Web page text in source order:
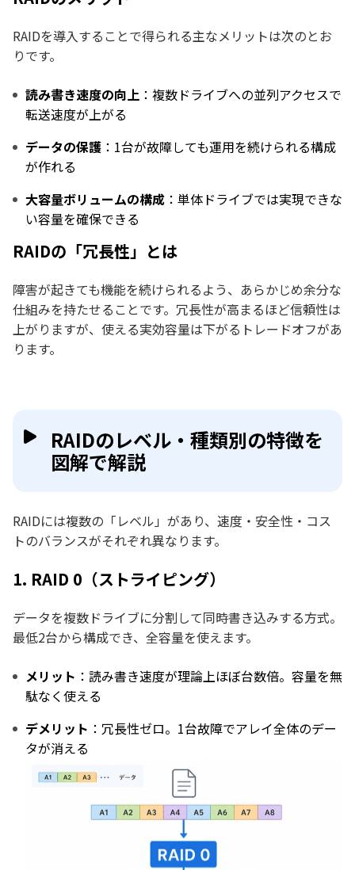
RAIDを導入することで得られる主なメリットは次のとお
りです。
読み書き速度の向上 ：複数ドライブへの並列アクセスで
転送速度が上がる
データの保護 ：1台が故障しても運用を続けられる構成
が作れる
大容量ボリュームの構成 ：単体ドライブでは実現できな
い容量を確保できる
RAIDの「冗長性」とは
障害が起きても機能を続けられるよう、あらかじめ余分な
仕組みを持たせることです。冗長性が高まるほど信頼性は
上がりますが、使える実効容量は下がるトレードオフがあ
ります。
RAIDのレベル・種類別の特徴を
図解で解説
RAIDには複数の「レベル」があり、速度・安全性・コス
トのバランスがそれぞれ異なります。
1. RAID 0（ストライピング）
データを複数ドライブに分割して同時書き込みする方式。
最低2台から構成でき、全容量を使えます。
メリット ：読み書き速度が理論上ほぼ台数倍。容量を無
駄なく使える
デメリット ：冗長性ゼロ。1台故障でアレイ全体のデー
タが消える